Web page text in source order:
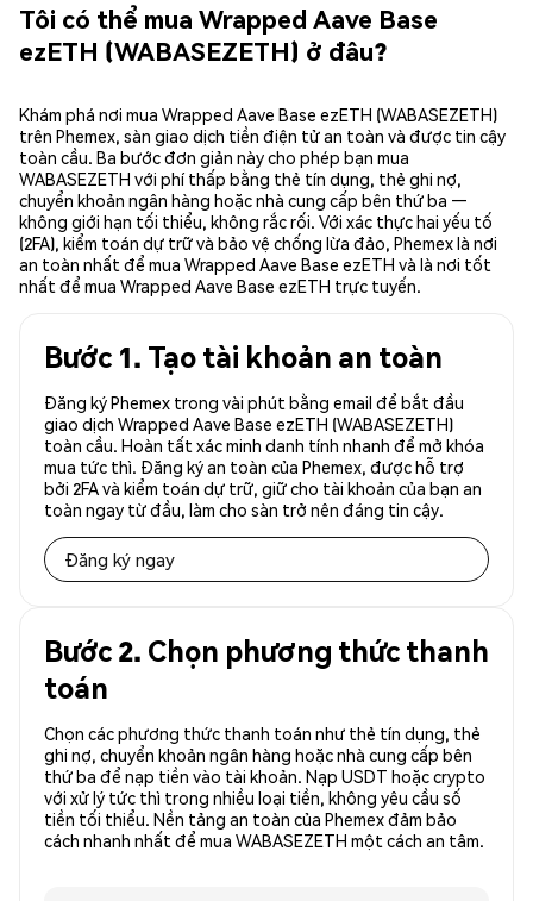
Tôi có thể mua Wrapped Aave Base
ezETH (WABASEZETH) ở đâu?
Khám phá nơi mua Wrapped Aave Base ezETH (WABASEZETH)
trên Phemex, sàn giao dịch tiền điện tử an toàn và được tin cậy
toàn cầu. Ba bước đơn giản này cho phép bạn mua
WABASEZETH với phí thấp bằng thẻ tín dụng, thẻ ghi nợ,
chuyển khoản ngân hàng hoặc nhà cung cấp bên thứ ba —
không giới hạn tối thiểu, không rắc rối. Với xác thực hai yếu tố
(2FA), kiểm toán dự trữ và bảo vệ chống lừa đảo, Phemex là nơi
an toàn nhất để mua Wrapped Aave Base ezETH và là nơi tốt
nhất để mua Wrapped Aave Base ezETH trực tuyến.
Bước 1. Tạo tài khoản an toàn
Đăng ký Phemex trong vài phút bằng email để bắt đầu
giao dịch Wrapped Aave Base ezETH (WABASEZETH)
toàn cầu. Hoàn tất xác minh danh tính nhanh để mở khóa
mua tức thì. Đăng ký an toàn của Phemex, được hỗ trợ
bởi 2FA và kiểm toán dự trữ, giữ cho tài khoản của bạn an
toàn ngay từ đầu, làm cho sàn trở nên đáng tin cậy.
Đăng ký ngay
Bước 2. Chọn phương thức thanh
toán
Chọn các phương thức thanh toán như thẻ tín dụng, thẻ
ghi nợ, chuyển khoản ngân hàng hoặc nhà cung cấp bên
thứ ba để nạp tiền vào tài khoản. Nạp USDT hoặc crypto
với xử lý tức thì trong nhiều loại tiền, không yêu cầu số
tiền tối thiểu. Nền tảng an toàn của Phemex đảm bảo
cách nhanh nhất để mua WABASEZETH một cách an tâm.